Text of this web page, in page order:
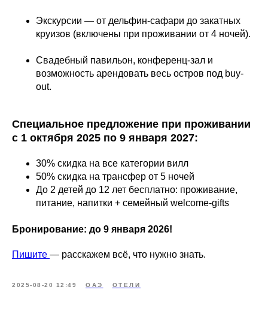
Экскурсии — от дельфин-сафари до закатных
круизов (включены при проживании от 4 ночей).
Свадебный павильон, конференц-зал и
возможность арендовать весь остров под buy-
out.
Специальное предложение при проживании
с 1 октября 2025 по 9 января 2027:
30% скидка на все категории вилл
50% скидка на трансфер от 5 ночей
До 2 детей до 12 лет бесплатно: проживание,
питание, напитки + семейный welcome-gifts
Бронирование: до 9 января 2026!
Пишите — расскажем всё, что нужно знать.
2025-08-20 12:49 ОАЭ ОТЕЛИ